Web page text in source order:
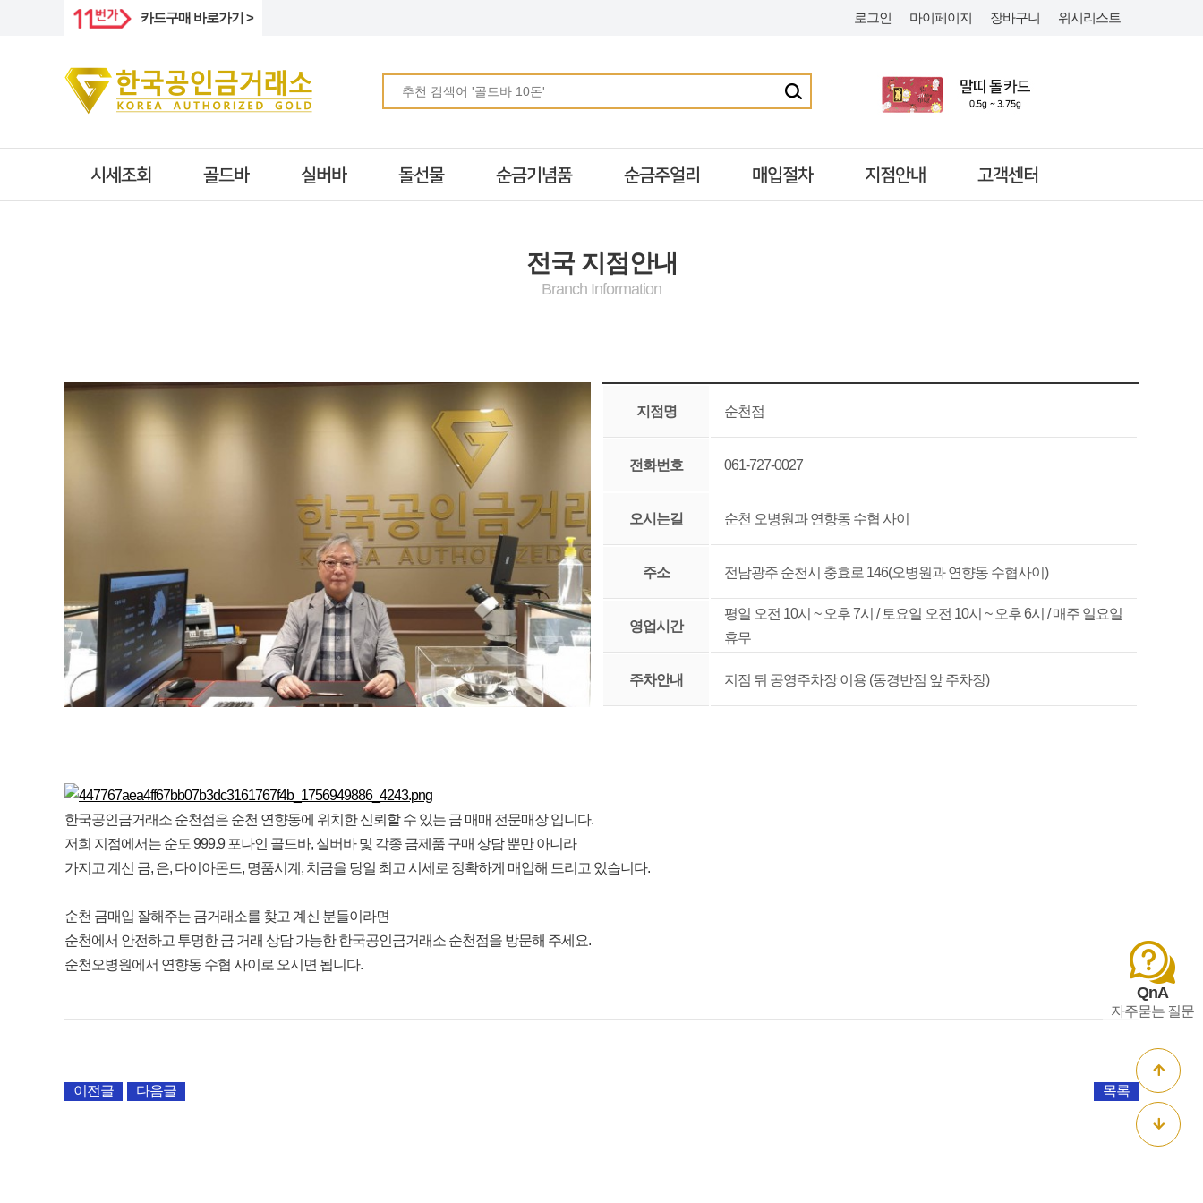
카드구매 바로가기 > 로그인 마이페이지 장바구니 위시리스트
시세조회 골드바 실버바 돌선물 순금기념품 순금주얼리 매입절차 지점안내 고객센터
QnA
자주묻는 질문
전국 지점안내
Branch Information
지점명 순천점
전화번호 061-727-0027
오시는길 순천 오병원과 연향동 수협 사이
주소 전남광주 순천시 충효로 146(오병원과 연향동 수협사이)
영업시간
평일 오전 10시 ~ 오후 7시 / 토요일 오전 10시 ~ 오후 6시 / 매주 일요일
휴무
주차안내 지점 뒤 공영주차장 이용 (동경반점 앞 주차장)
한국공인금거래소 순천점은 순천 연향동에 위치한 신뢰할 수 있는 금 매매 전문매장 입니다.
저희 지점에서는 순도 999.9 포나인 골드바, 실버바 및 각종 금제품 구매 상담 뿐만 아니라
가지고 계신 금, 은, 다이아몬드, 명품시계, 치금을 당일 최고 시세로 정확하게 매입해 드리고 있습니다.
순천 금매입 잘해주는 금거래소를 찾고 계신 분들이라면
순천에서 안전하고 투명한 금 거래 상담 가능한 한국공인금거래소 순천점을 방문해 주세요.
순천오병원에서 연향동 수협 사이로 오시면 됩니다.
이전글 다음글 목록